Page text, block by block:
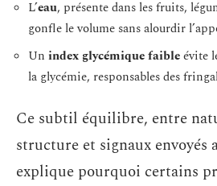
L’eau, présente dans les fruits,
gonfle le volume sans alourdir
Un index glycémique faibleévite
la glycémie, responsables des
Ce subtil équilibre, entre
structure et signaux envoyés
explique pourquoi certains